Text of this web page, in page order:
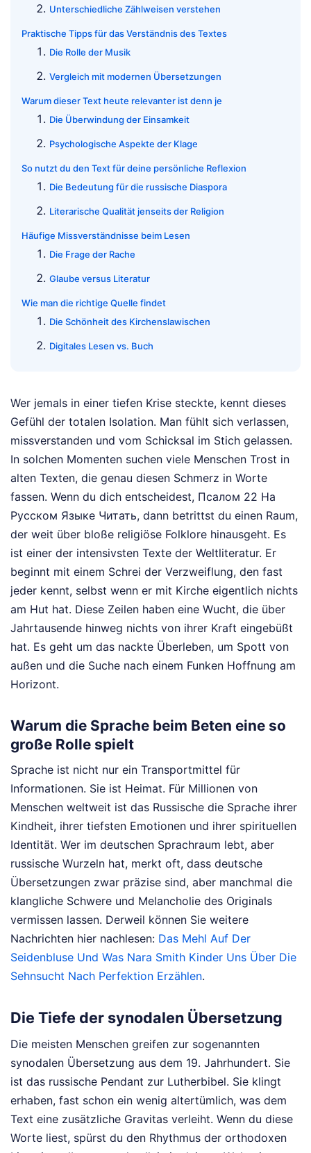
Unterschiedliche Zählweisen verstehen
Praktische Tipps für das Verständnis des Textes
Die Rolle der Musik
Vergleich mit modernen Übersetzungen
Warum dieser Text heute relevanter ist denn je
Die Überwindung der Einsamkeit
Psychologische Aspekte der Klage
So nutzt du den Text für deine persönliche Reflexion
Die Bedeutung für die russische Diaspora
Literarische Qualität jenseits der Religion
Häufige Missverständnisse beim Lesen
Die Frage der Rache
Glaube versus Literatur
Wie man die richtige Quelle findet
Die Schönheit des Kirchenslawischen
Digitales Lesen vs. Buch
Wer jemals in einer tiefen Krise steckte, kennt dieses
Gefühl der totalen Isolation. Man fühlt sich verlassen,
missverstanden und vom Schicksal im Stich gelassen.
In solchen Momenten suchen viele Menschen Trost in
alten Texten, die genau diesen Schmerz in Worte
fassen. Wenn du dich entscheidest, Псалом 22 На
Русском Языке Читать, dann betrittst du einen Raum,
der weit über bloße religiöse Folklore hinausgeht. Es
ist einer der intensivsten Texte der Weltliteratur. Er
beginnt mit einem Schrei der Verzweiflung, den fast
jeder kennt, selbst wenn er mit Kirche eigentlich nichts
am Hut hat. Diese Zeilen haben eine Wucht, die über
Jahrtausende hinweg nichts von ihrer Kraft eingebüßt
hat. Es geht um das nackte Überleben, um Spott von
außen und die Suche nach einem Funken Hoffnung am
Horizont.
Warum die Sprache beim Beten eine so
große Rolle spielt
Sprache ist nicht nur ein Transportmittel für
Informationen. Sie ist Heimat. Für Millionen von
Menschen weltweit ist das Russische die Sprache ihrer
Kindheit, ihrer tiefsten Emotionen und ihrer spirituellen
Identität. Wer im deutschen Sprachraum lebt, aber
russische Wurzeln hat, merkt oft, dass deutsche
Übersetzungen zwar präzise sind, aber manchmal die
klangliche Schwere und Melancholie des Originals
vermissen lassen. Derweil können Sie weitere
Nachrichten hier nachlesen: Das Mehl Auf Der
Seidenbluse Und Was Nara Smith Kinder Uns Über Die
Sehnsucht Nach Perfektion Erzählen.
Die Tiefe der synodalen Übersetzung
Die meisten Menschen greifen zur sogenannten
synodalen Übersetzung aus dem 19. Jahrhundert. Sie
ist das russische Pendant zur Lutherbibel. Sie klingt
erhaben, fast schon ein wenig altertümlich, was dem
Text eine zusätzliche Gravitas verleiht. Wenn du diese
Worte liest, spürst du den Rhythmus der orthodoxen